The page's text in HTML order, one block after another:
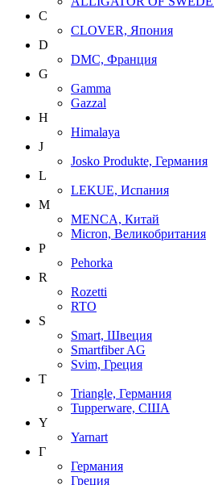
C
CLOVER, Япония
D
DMC, Франция
G
Gamma
Gazzal
H
Himalaya
J
Josko Produkte, Германия
L
LEKUE, Испания
M
MENCA, Китай
Micron, Великобритания
P
Pehorka
R
Rozetti
RTO
S
Smart, Швеция
Smartfiber AG
Svim, Греция
T
Triangle, Германия
Tupperware, США
Y
Yarnart
Г
Германия
Греция